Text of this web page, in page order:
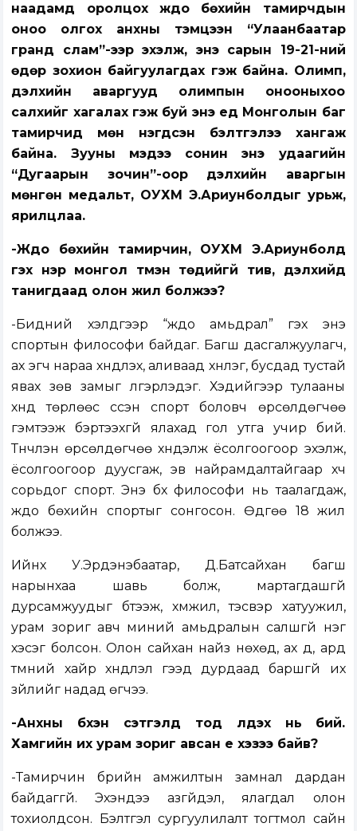
наадамд оролцох жүдо бөхийн тамирчдын
оноо олгох анхны тэмцээн “Улаанбаатар
гранд слам”-ээр эхэлж, энэ сарын 19-21-ний
өдөр зохион байгуулагдах гэж байна. Олимп,
дэлхийн аваргууд олимпын онооныхоо
салхийг хагалах гэж буй энэ үед Монголын баг
тамирчид мөн нэгдсэн бэлтгэлээ хангаж
байна. Зууны мэдээ сонин энэ удаагийн
“Дугаарын зочин”-оор дэлхийн аваргын
мөнгөн медальт, ОУХМ Э.Ариунболдыг урьж,
ярилцлаа.
-Жүдо бөхийн тамирчин, ОУХМ Э.Ариунболд
гэх нэр монгол түмэн төдийгүй тив, дэлхийд
танигдаад олон жил болжээ?
-Бидний хэлдгээр “жүдо амьдрал” гэх энэ
спортын философи байдаг. Багш дасгалжуулагч,
ах эгч нараа хүндлэх, аливаад хүнлэг, бусдад тустай
явах зөв замыг үлгэрлэдэг. Хэдийгээр тулааны
хүнд төрлөөс үүссэн спорт боловч өрсөлдөгчөө
гэмтээж бэртээхгүй ялахад гол утга учир бий.
Түүнчлэн өрсөлдөгчөө хүндэлж ёсолгоогоор эхэлж,
ёсолгоогоор дуусгаж, эв найрамдалтайгаар хүч
сорьдог спорт. Энэ бүх философи нь таалагдаж,
жүдо бөхийн спортыг сонгосон. Өдгөө 18 жил
болжээ.
Ийнхүү У.Эрдэнэбаатар, Д.Батсайхан багш
нарынхаа шавь болж, мартагдашгүй
дурсамжуудыг бүтээж, хүмүүжил, тэсвэр хатуужил,
урам зориг авч миний амьдралын салшгүй нэг
хэсэг болсон. Олон сайхан найз нөхөд, ах дүү, ард
түмний хайр хүндлэл гээд дурдаад баршгүй их
зүйлийг надад өгчээ.
-Анхны бүхэн сэтгэлд тод үлдэх нь бий.
Хамгийн их урам зориг авсан үе хэзээ байв?
-Тамирчин бүрийн амжилтын замнал дардан
байдаггүй. Эхэндээ азгүйдэл, ялагдал олон
тохиолдсон. Бэлтгэл сургуулилалт тогтмол сайн